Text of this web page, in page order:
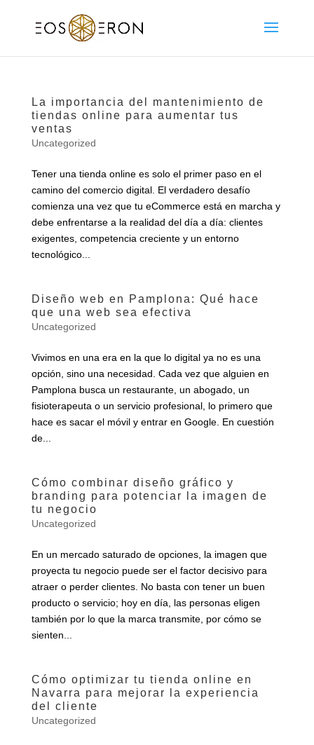
La importancia del mantenimiento de
tiendas online para aumentar tus
ventas
Uncategorized
Tener una tienda online es solo el primer paso en el
camino del comercio digital. El verdadero desafío
comienza una vez que tu eCommerce está en marcha y
debe enfrentarse a la realidad del día a día: clientes
exigentes, competencia creciente y un entorno
tecnológico...
Diseño web en Pamplona: Qué hace
que una web sea efectiva
Uncategorized
Vivimos en una era en la que lo digital ya no es una
opción, sino una necesidad. Cada vez que alguien en
Pamplona busca un restaurante, un abogado, un
fisioterapeuta o un servicio profesional, lo primero que
hace es sacar el móvil y entrar en Google. En cuestión
de...
Cómo combinar diseño gráfico y
branding para potenciar la imagen de
tu negocio
Uncategorized
En un mercado saturado de opciones, la imagen que
proyecta tu negocio puede ser el factor decisivo para
atraer o perder clientes. No basta con tener un buen
producto o servicio; hoy en día, las personas eligen
también por lo que la marca transmite, por cómo se
sienten...
Cómo optimizar tu tienda online en
Navarra para mejorar la experiencia
del cliente
Uncategorized